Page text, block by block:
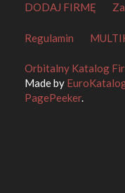
DODAJ FIRMĘ
Regulamin
Orbitalny Katalog
Made by
PagePeeker.